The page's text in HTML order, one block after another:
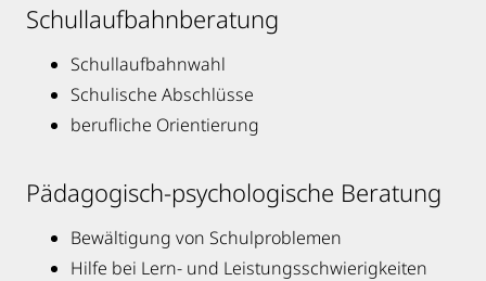
Schullaufbahnberatung
Schullaufbahnwahl
Schulische Abschlüsse
berufliche Orientierung
Pädagogisch-psychologische Beratung
Bewältigung von Schulproblemen
Hilfe bei Lern- und Leistungsschwierigkeiten